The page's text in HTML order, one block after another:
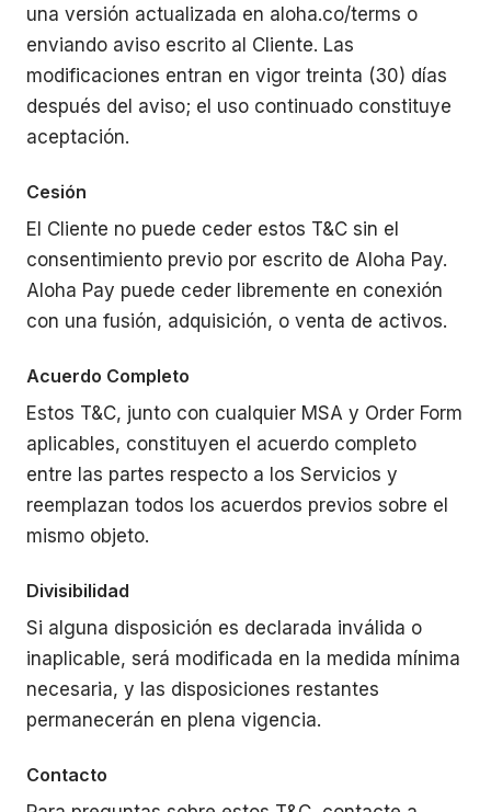
una versión actualizada en aloha.co/terms o
enviando aviso escrito al Cliente. Las
modificaciones entran en vigor treinta (30) días
después del aviso; el uso continuado constituye
aceptación.
Cesión
El Cliente no puede ceder estos T&C sin el
consentimiento previo por escrito de Aloha Pay.
Aloha Pay puede ceder libremente en conexión
con una fusión, adquisición, o venta de activos.
Acuerdo Completo
Estos T&C, junto con cualquier MSA y Order Form
aplicables, constituyen el acuerdo completo
entre las partes respecto a los Servicios y
reemplazan todos los acuerdos previos sobre el
mismo objeto.
Divisibilidad
Si alguna disposición es declarada inválida o
inaplicable, será modificada en la medida mínima
necesaria, y las disposiciones restantes
permanecerán en plena vigencia.
Contacto